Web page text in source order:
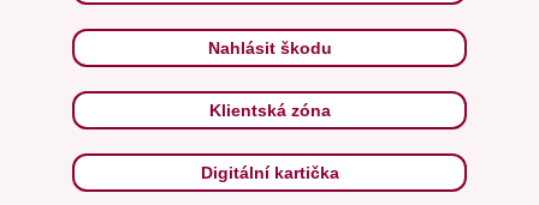
Nahlásit škodu
Klientská zóna
Digitální kartička